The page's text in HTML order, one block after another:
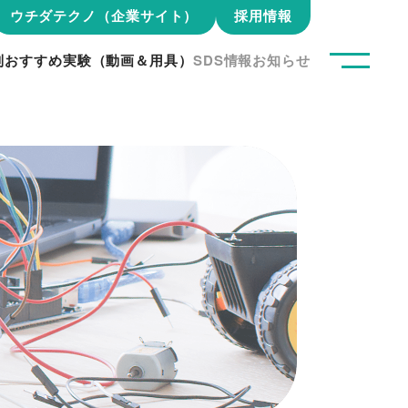
ウチダテクノ（企業サイト） 採用情報
すすめ実験（動画＆用具） SDS情報お知らせ